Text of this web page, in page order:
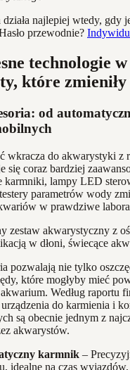
działa najlepiej wtedy, gdy
przewodnie?
technologie
które zmieniły
od
wkracza do akwarystyki z
się coraz bardziej
karmniki, lampy LED
parametrów wody
w prawdziwe
pozwalają nie tylko
które mogłyby mieć
Według raportu
urządzenia do karmienia i
są obecnie jednym z
akwarystów.
karmnik –
idealne na czas wyjazdów.